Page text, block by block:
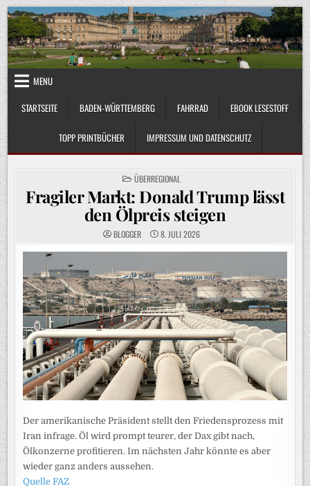
Skip
to
content
MENU
STARTSEITE
BADEN-WÜRTTEMBERG FAHRRAD EBOOK LESESTOFF
TOPP PRINTBÜCHER IMPRESSUM UND DATENSCHUTZ
POSTED
IN
ÜBERREGIONAL
Fragiler Markt: Donald Trump lässt
den Ölpreis steigen
BLOGGER 8. JULI 2026
Der amerikanische Präsident stellt den Friedensprozess mit
Iran infrage. Öl wird prompt teurer, der Dax gibt nach,
Ölkonzerne profitieren. Im nächsten Jahr könnte es aber
wieder ganz anders aussehen.
Quelle FAZ